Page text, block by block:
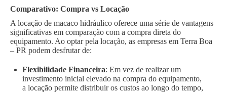
Comparativo: Compra vs Locação
A locação de macaco hidráulico oferece uma série de vantagens
significativas em comparação com a compra direta do
equipamento. Ao optar pela locação, as empresas em Terra Boa
– PR podem desfrutar de:
Flexibilidade Financeira: Em vez de realizar um
investimento inicial elevado na compra do equipamento,
a locação permite distribuir os custos ao longo do tempo,